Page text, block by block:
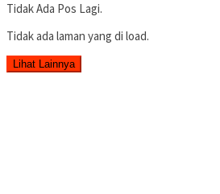
Tidak Ada Pos Lagi.
Tidak ada laman yang di load.
Lihat Lainnya